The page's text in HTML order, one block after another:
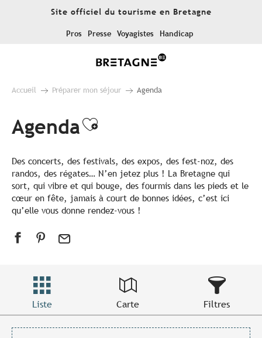
Site officiel du tourisme en Bretagne
Pros Presse Voyagistes Handicap
Accueil Préparer mon séjour Agenda
AgendaAjouter aux favoris
Des concerts, des festivals, des expos, des fest-noz, des
randos, des régates… N’en jetez plus ! La Bretagne qui
sort, qui vibre et qui bouge, des fourmis dans les pieds et le
cœur en fête, jamais à court de bonnes idées, c’est ici
qu’elle vous donne rendez-vous !
Liste Carte Filtres